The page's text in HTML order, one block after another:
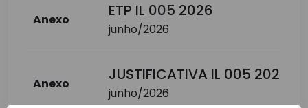
Anexo ETP IL 005 2026
junho/2026
Anexo JUSTIFICATIVA IL 005 2026
junho/2026